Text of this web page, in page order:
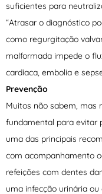
suficientes para
“Atrasar o diagnóstico
como regurgitação
malformada impede o
cardíaca, embolia e
Prevenção
Muitos não sabem, mas
fundamental para evitar
uma das principais
com acompanhamento
refeições com dentes
uma infecção urinária